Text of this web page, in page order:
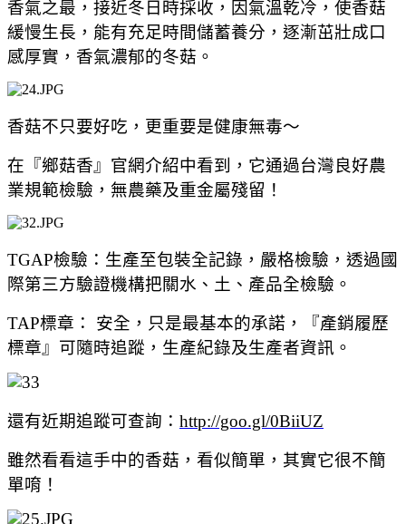
香氣之最，接近冬日時採收，因氣溫乾冷，使香菇
緩慢生長，能有充足時間儲蓄養分，逐漸茁壯成口
感厚實，香氣濃郁的冬菇。
香菇不只要好吃，更重要是健康無毒～
在 『鄉菇香』 官網介紹中看到，它通過台灣良好農
業規範檢驗，無農藥及重金屬殘留！
TGAP檢驗：生產至包裝全記錄，嚴格檢驗，透過國
際第三方驗證機構把關水、土、產品全檢驗。
TAP標章： 安全，只是最基本的承諾，『產銷履歷
標章』可隨時追蹤，生產紀錄及生產者資訊。
還有近期追蹤可查詢： http://goo.gl/0BiiUZ
雖然看看這手中的香菇，看似簡單，其實它很不簡
單唷！